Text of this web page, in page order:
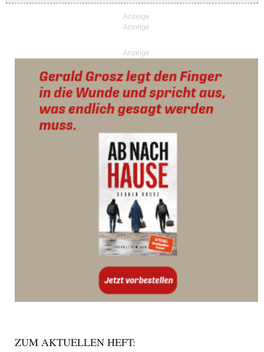
Anzeige
ZUM AKTUELLEN HEFT: